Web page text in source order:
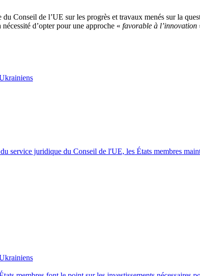
du Conseil de l’UE sur les progrès et travaux menés sur la
d’opter pour une approche « favorable à l’innovation
service juridique du Conseil de l'UE, les États membres